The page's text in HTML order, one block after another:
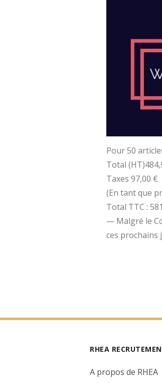
Pour 50
Total
Taxes 97,00 €
(En tant que
Total TTC :
— Malgré le
ces
RHEA
A propos de RHEA